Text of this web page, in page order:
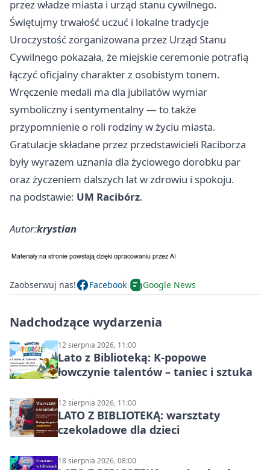
przez władze miasta i urząd stanu cywilnego.
Świętujmy trwałość uczuć i lokalne tradycje
Uroczystość zorganizowana przez Urząd Stanu
Cywilnego pokazała, że miejskie ceremonie potrafią
łączyć oficjalny charakter z osobistym tonem.
Wręczenie medali ma dla jubilatów wymiar
symboliczny i sentymentalny — to także
przypomnienie o roli rodziny w życiu miasta.
Gratulacje składane przez przedstawicieli Raciborza
były wyrazem uznania dla życiowego dorobku par
oraz życzeniem dalszych lat w zdrowiu i spokoju.
na podstawie: UM Racibórz.
Autor:krystian
Zaobserwuj nas! Facebook Google News
Nadchodzące wydarzenia
12 sierpnia 2026, 11:00
Lato z Biblioteką: K-popowe
łowczynie talentów – taniec i sztuka
12 sierpnia 2026, 11:00
LATO Z BIBLIOTEKĄ: warsztaty
czekoladowe dla dzieci
18 sierpnia 2026, 08:00